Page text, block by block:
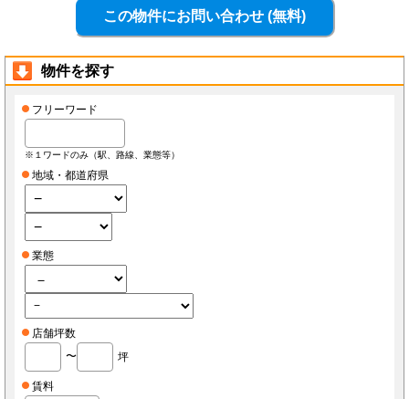
物件を探す
フリーワード
※１ワードのみ（駅、路線、業態等）
地域・都道府県
業態
店舗坪数
〜
坪
賃料